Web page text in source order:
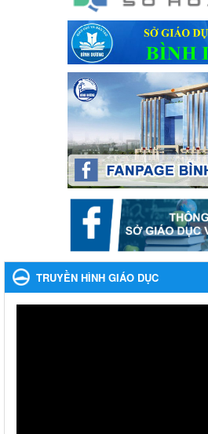
Phối hợp rà soát nhu cầu tiêm vắc
Phối hợp rà soát nhu cầu tiêm vắc xin
Ngày ban hành: 22/11/2023
Phát động, triển khai Cuộc thi " An
cười ngày mai" dành cho học sinh
năm học 2023-2024
Phát động, triển khai Cuộc thi " An
ngày mai" dành cho học sinh và giáo
Ngày ban hành: 22/11/2023
Nhắc nhỡ thực hiện thanh toán
khoản thu trong nhà trường năm
Nhắc nhỡ thực hiện thanh toán không
thu trong nhà trường năm học 2023-
Ngày ban hành: 27/09/2023
bổng, hỗ trợ của Chương trình
TRUYỀN HÌNH GIÁO DỤC